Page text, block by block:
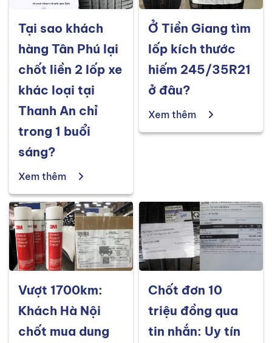
Tại sao khách
hàng Tân Phú lại
chốt liền 2 lốp xe
khác loại tại
Thanh An chỉ
trong 1 buổi
sáng?
Xem thêm
Ở Tiền Giang tìm
lốp kích thước
hiếm 245/35R21
ở đâu?
Xem thêm
Vượt 1700km:
Khách Hà Nội
chốt mua dung
Chốt đơn 10
triệu đồng qua
tin nhắn: Uy tín